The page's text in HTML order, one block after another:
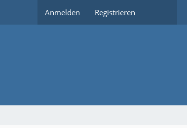
Anmelden Registrieren